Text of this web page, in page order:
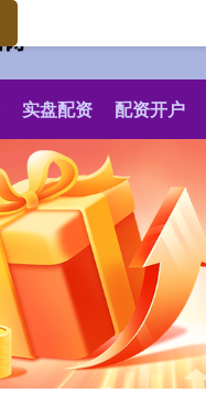
实盘配资 配资开户